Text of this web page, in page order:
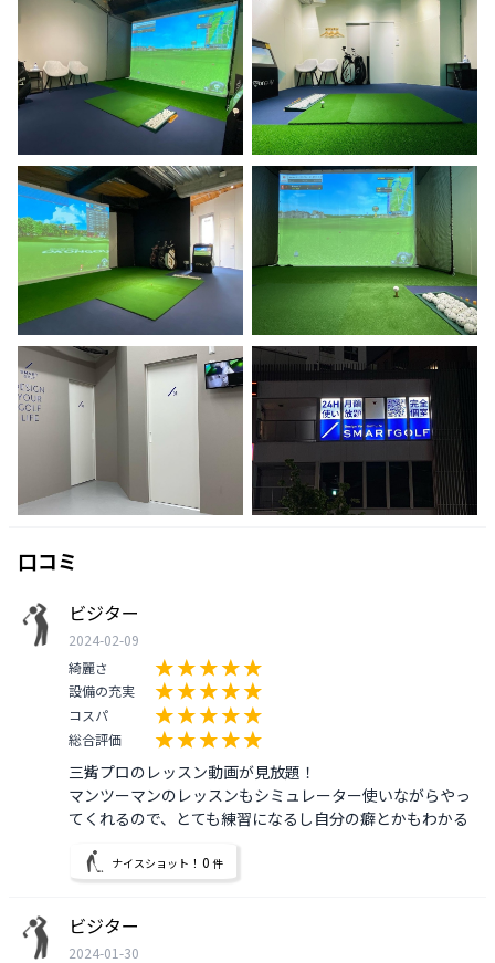
口コミ
ビジター
2024-02-09
綺麗さ
設備の充実
コスパ
総合評価
三觜プロのレッスン動画が見放題！
マンツーマンのレッスンもシミュレーター使いながらやっ
てくれるので、とても練習になるし自分の癖とかもわかる
ナイスショット！ 0 件
ビジター
2024-01-30